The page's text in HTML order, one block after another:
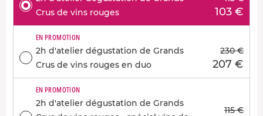
Crus de vins rouges
103 €
EN PROMOTION
2h d'atelier dégustation de Grands
Crus de vins rouges en duo
230 €
207 €
EN PROMOTION
2h d'atelier dégustation de Grands
115 €